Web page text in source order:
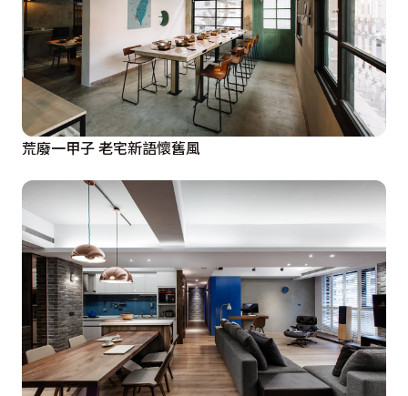
荒廢一甲子 老宅新語懷舊風